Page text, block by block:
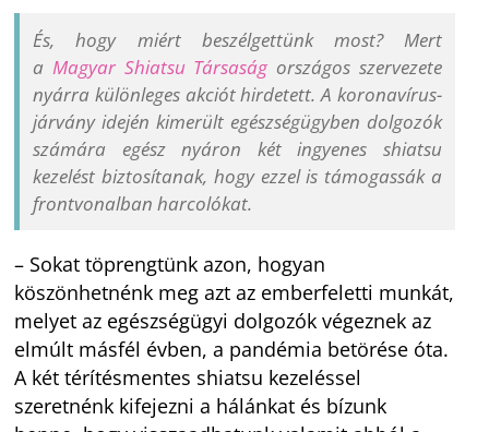
És, hogy miért beszélgettünk most? Mert
aMagyar Shiatsu Társaságországos szervezete
nyárra különleges akciót hirdetett. A koronavírus-
járvány idején kimerült egészségügyben dolgozók
számára egész nyáron két ingyenes shiatsu
kezelést biztosítanak, hogy ezzel is támogassák a
frontvonalban harcolókat.
– Sokat töprengtünk azon, hogyan
köszönhetnénk meg azt az emberfeletti munkát,
melyet az egészségügyi dolgozók végeznek az
elmúlt másfél évben, a pandémia betörése óta.
A két térítésmentes shiatsu kezeléssel
szeretnénk kifejezni a hálánkat és bízunk